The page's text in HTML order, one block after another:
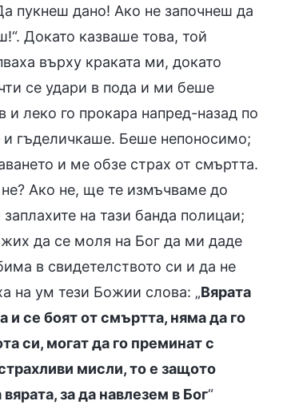
пукнеш дано! Ако не започнеш да
Докато казваше това, той
върху краката ми, докато
се удари в пода и ми беше
леко го прокара напред-назад по
гъделичкаше. Беше непоносимо;
и ме обзе страх от смъртта.
Ако не, ще те измъчваме до
на тази банда полицаи;
да се моля на Бог да ми даде
в свидетелството си и да не
на ум тези Божии слова: „Вярата
и се боят от смъртта, няма да го
си, могат да го преминат с
мисли, то е защото
за да навлезем в Бог“